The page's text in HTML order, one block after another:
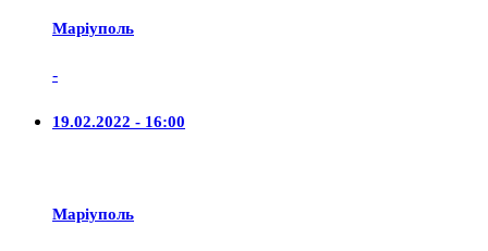
Маріуполь
-
19.02.2022 - 16:00
Маріуполь